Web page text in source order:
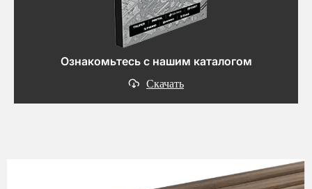
Ознакомьтесь с нашим каталогом
Скачать